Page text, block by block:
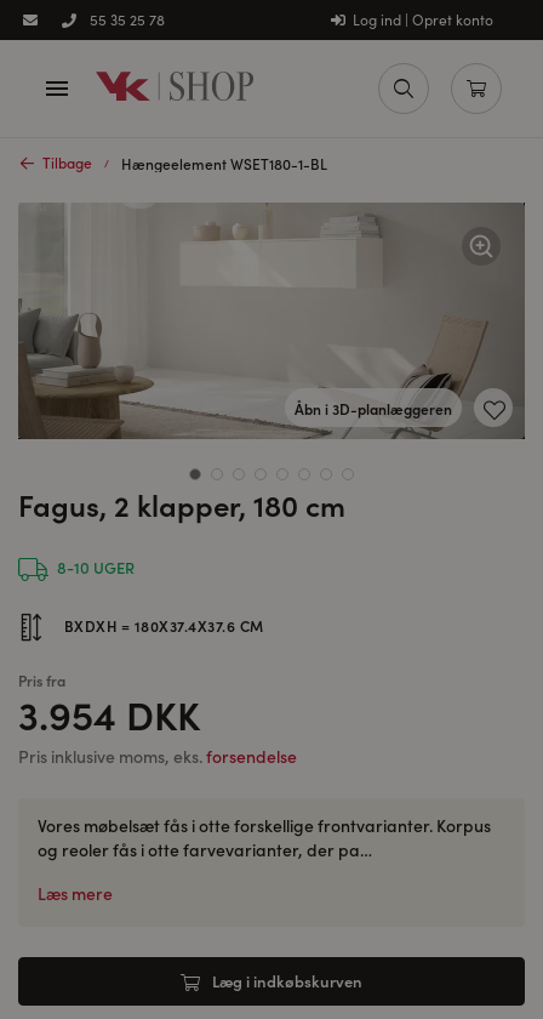
55 35 25 78 Log ind | Opret konto
Tilbage Hængeelement WSET180-1-BL
Åbn i 3D-planlæggeren
Fagus, 2 klapper, 180 cm
8-10 UGER
BXDXH = 180X37.4X37.6 CM
Pris fra
3.954 DKK
Pris inklusive moms, eks.forsendelse
Vores møbelsæt fås i otte forskellige frontvarianter. Korpus
og reoler fås i otte farvevarianter, der pa…
Læs mere
Læg i indkøbskurven